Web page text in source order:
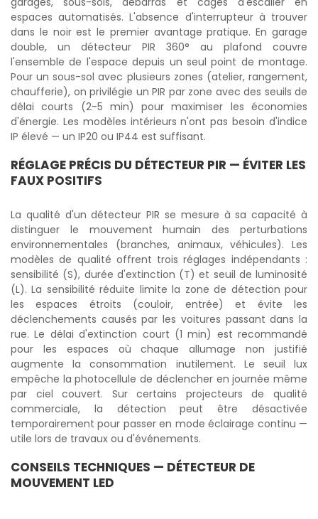
espaces automatisés. L'absence d'interrupteur à trouver
dans le noir est le premier avantage pratique. En garage
double, un détecteur PIR 360° au plafond couvre
l'ensemble de l'espace depuis un seul point de montage.
Pour un sous-sol avec plusieurs zones (atelier, rangement,
chaufferie), on privilégie un PIR par zone avec des seuils de
délai courts (2-5 min) pour maximiser les économies
d'énergie. Les modèles intérieurs n'ont pas besoin d'indice
IP élevé — un IP20 ou IP44 est suffisant.
RÉGLAGE PRÉCIS DU DÉTECTEUR PIR — ÉVITER LES
FAUX POSITIFS
La qualité d'un détecteur PIR se mesure à sa capacité à
distinguer le mouvement humain des perturbations
environnementales (branches, animaux, véhicules). Les
modèles de qualité offrent trois réglages indépendants :
sensibilité (S), durée d'extinction (T) et seuil de luminosité
(L). La sensibilité réduite limite la zone de détection pour
les espaces étroits (couloir, entrée) et évite les
déclenchements causés par les voitures passant dans la
rue. Le délai d'extinction court (1 min) est recommandé
pour les espaces où chaque allumage non justifié
augmente la consommation inutilement. Le seuil lux
empêche la photocellule de déclencher en journée même
par ciel couvert. Sur certains projecteurs de qualité
commerciale, la détection peut être désactivée
temporairement pour passer en mode éclairage continu —
utile lors de travaux ou d'événements.
CONSEILS TECHNIQUES — DÉTECTEUR DE
MOUVEMENT LED